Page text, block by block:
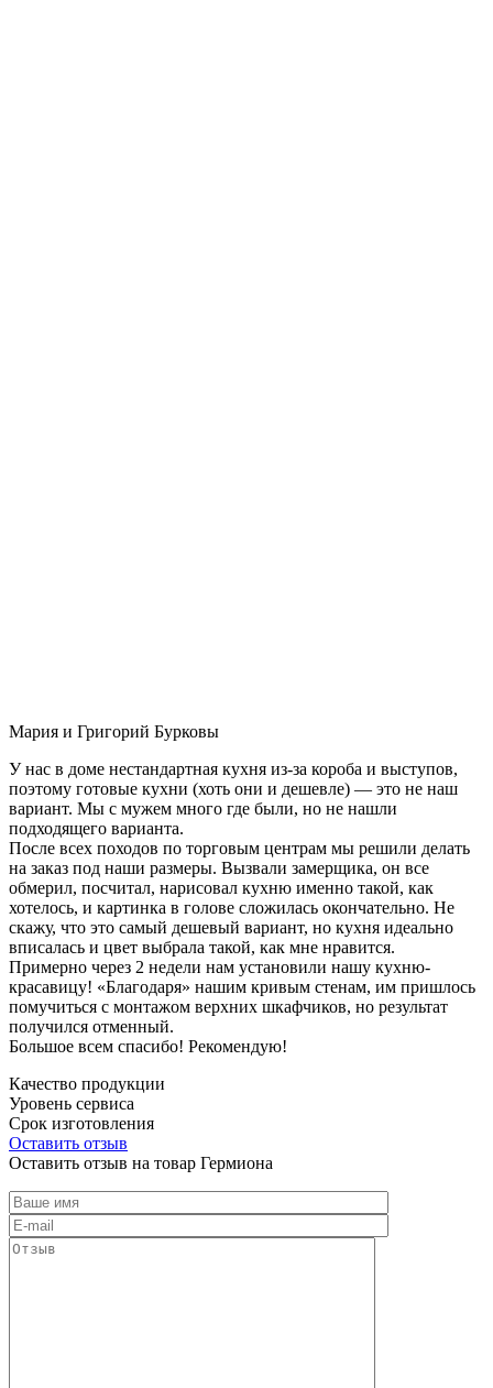
Мария и Григорий Бурковы
У нас в доме нестандартная кухня из-за короба и выступов,
поэтому готовые кухни (хоть они и дешевле) — это не наш
вариант. Мы с мужем много где были, но не нашли
подходящего варианта.
После всех походов по торговым центрам мы решили делать
на заказ под наши размеры. Вызвали замерщика, он все
обмерил, посчитал, нарисовал кухню именно такой, как
хотелось, и картинка в голове сложилась окончательно. Не
скажу, что это самый дешевый вариант, но кухня идеально
вписалась и цвет выбрала такой, как мне нравится.
Примерно через 2 недели нам установили нашу кухню-
красавицу! «Благодаря» нашим кривым стенам, им пришлось
помучиться с монтажом верхних шкафчиков, но результат
получился отменный.
Большое всем спасибо! Рекомендую!
Качество продукции
Уровень сервиса
Срок изготовления
Оставить отзыв
Оставить отзыв на товар Гермиона